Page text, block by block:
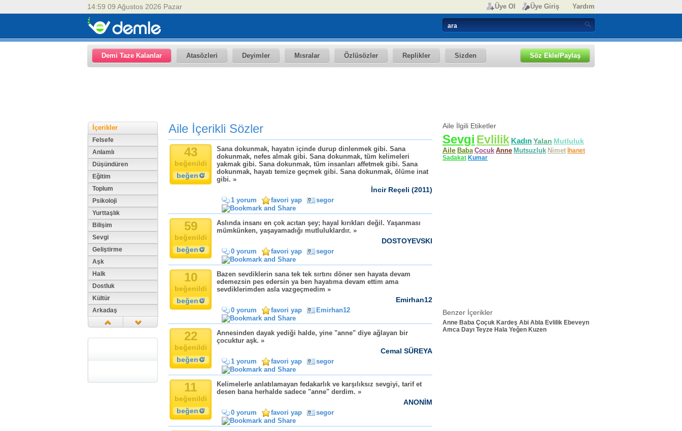
14:59 09 Ağustos 2026 Pazar Üye Ol Üye Giriş Yardım
Demi Taze Kalanlar Atasözleri Deyimler Mısralar Özlüsözler Replikler Sizden Söz Ekle/Paylaş
İçerikler
Felsefe
Anlamlı
Düşündüren
Eğitim
Toplum
Psikoloji
Yurttaşlık
Bilişim
Sevgi
Geliştirme
Aşk
Halk
Dostluk
Kültür
Arkadaş
Din
Zaman
Aile İçerikli Sözler
43
beğenildi
beğen
Sana dokunmak, hayatın içinde durup dinlenmek gibi. Sana
dokunmak, nefes almak gibi. Sana dokunmak, tüm kelimeleri
yakmak gibi. Sana dokunmak, tüm insanları affetmek gibi. Sana
dokunmak, hayatı temize geçmek gibi. Sana dokunmak, ölüme inat
gibi. »
İncir Reçeli (2011)
1 yorum favori yap segor
59
beğenildi
beğen
Aslında insanı en çok acıtan şey; hayal kırıkları değil. Yaşanması
mümkünken, yaşayamadığı mutluluklardır. »
DOSTOYEVSKI
0 yorum favori yap segor
10
beğenildi
beğen
Bazen sevdiklerin sana tek tek sırtını döner sen hayata devam
edemezsin pes edersin ya ben hayatıma devam ettim ama
sevdiklerimden asla vazgeçmedim »
Emirhan12
0 yorum favori yap Emirhan12
22
beğenildi
beğen
Annesinden dayak yediği halde, yine "anne" diye ağlayan bir
çocuktur aşk. »
Cemal SÜREYA
1 yorum favori yap segor
11
beğenildi
beğen
Kelimelerle anlatılamayan fedakarlık ve karşılıksız sevgiyi, tarif et
desen bana herhalde sadece "anne" derdim. »
ANONİM
0 yorum favori yap segor
Aile İlgili Etiketler
Sevgi Evlilik KadınYalan Mutluluk
Aile Baba Çocuk Anne Mutsuzluk Nimet İhanet
Sadakat Kumar
Benzer İçerikler
Anne Baba Çoçuk Kardeş Abi Abla Evlilik Ebeveyn
Amca Dayı Teyze Hala Yeğen Kuzen